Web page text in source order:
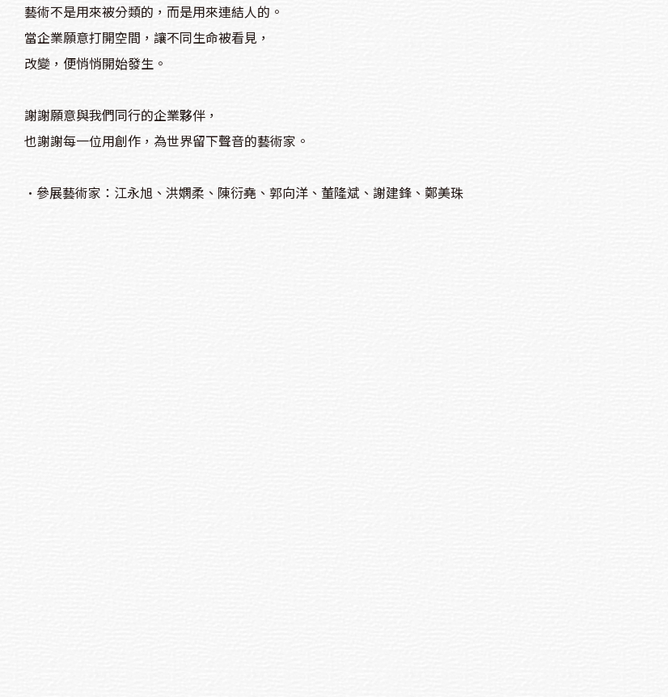
藝術不是用來被分類的，而是用來連結人的。
當企業願意打開空間，讓不同生命被看見，
改變，便悄悄開始發生。
謝謝願意與我們同行的企業夥伴，
也謝謝每一位用創作，為世界留下聲音的藝術家。
•參展藝術家：江永旭、洪嫻柔、陳衍堯、郭向洋、董隆斌、謝建鋒、鄭美珠